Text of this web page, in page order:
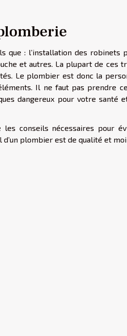
que : l’installation des robinets
et autres. La plupart de ces
Le plombier est donc la
Il ne faut pas prendre
dangereux pour votre santé
les conseils nécessaires pour
plombier est de qualité et